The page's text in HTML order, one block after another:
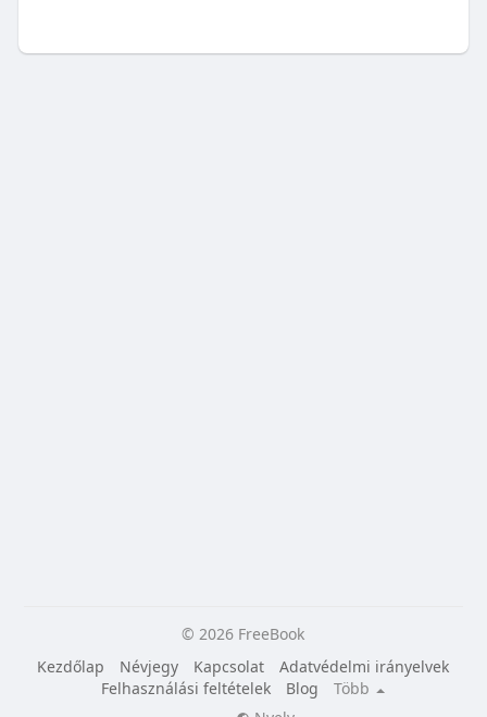
© 2026 FreeBook
Kezdőlap
Névjegy Kapcsolat
Adatvédelmi irányelvek
Felhasználási feltételek
Blog
Több